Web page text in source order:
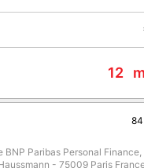
12
84
BNP Paribas Personal
- 75009 Paris